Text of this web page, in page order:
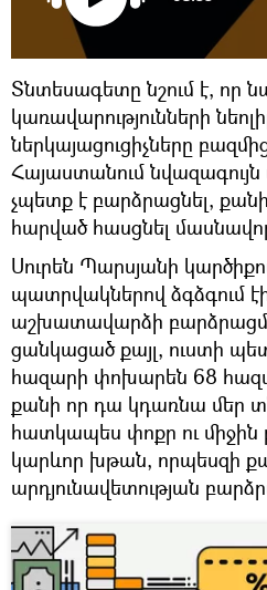
Տնտեսագետը նշում է, որ
կառավարությունների
ներկայացուցիչները
Հայաստանում
չպետք է բարձրացնել,
հարված հասցնել
Սուրեն Պարսյանի
պատրվակներով ձգձգում
աշխատավարձի
ցանկացած քայլ, ուստի
հազարի փոխարեն 68
քանի որ դա կդառնա մեր
հատկապես փոքր ու միջին
կարևոր խթան, որպեսզի
արդյունավետության